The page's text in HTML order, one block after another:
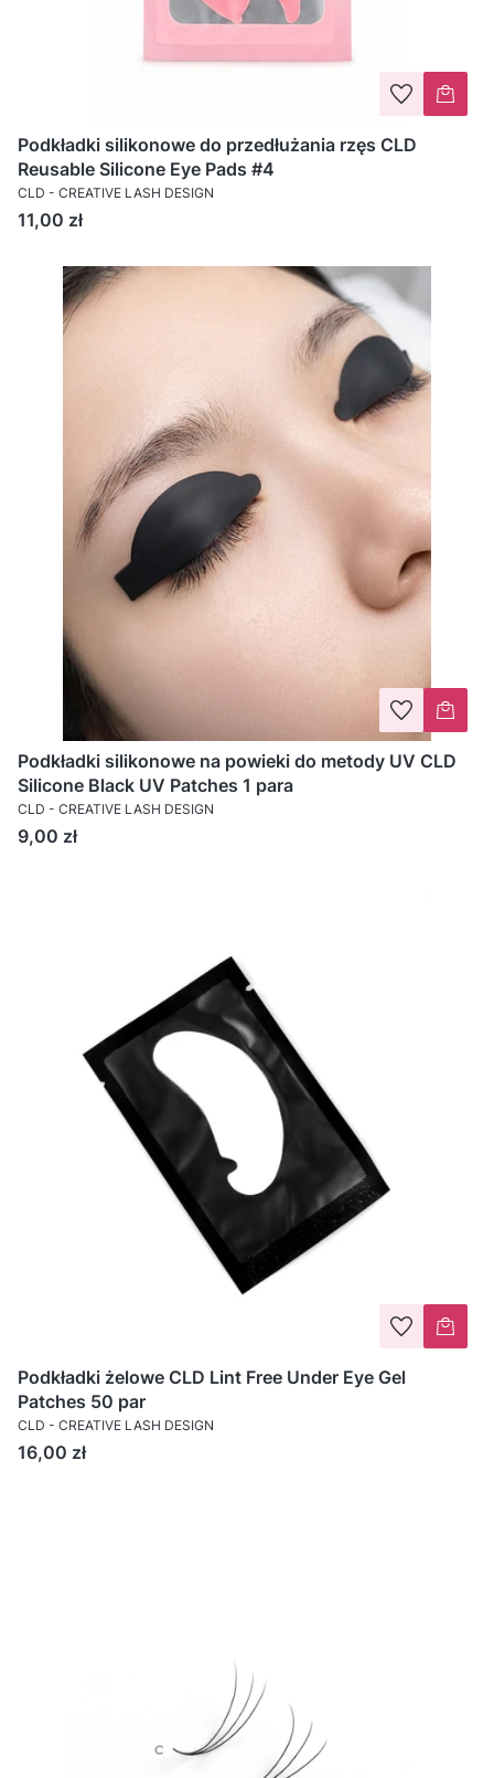
Podkładki silikonowe do przedłużania rzęs CLD
Reusable Silicone Eye Pads #4
CLD - CREATIVE LASH DESIGN
Cena
11,00 zł
Podkładki silikonowe na powieki do metody UV CLD
Silicone Black UV Patches 1 para
CLD - CREATIVE LASH DESIGN
Cena
9,00 zł
Podkładki żelowe CLD Lint Free Under Eye Gel
Patches 50 par
CLD - CREATIVE LASH DESIGN
Cena
16,00 zł